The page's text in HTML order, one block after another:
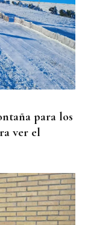
para los
ver el